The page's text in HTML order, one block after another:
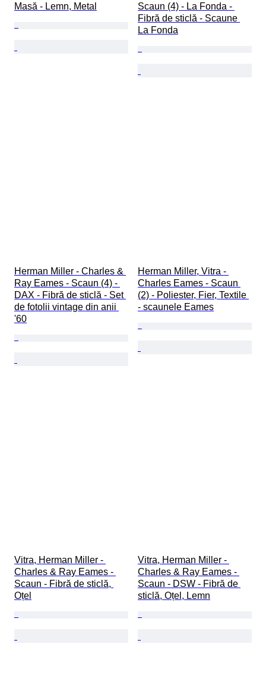
Masă - Lemn, Metal
Scaun (4) - La Fonda -
Fibră de sticlă - Scaune
La Fonda
Herman Miller - Charles &
Ray Eames - Scaun (4) -
DAX - Fibră de sticlă - Set
de fotolii vintage din anii
'60
Herman Miller, Vitra -
Charles Eames - Scaun
(2) - Poliester, Fier, Textile
- scaunele Eames
Vitra, Herman Miller -
Charles & Ray Eames -
Scaun - Fibră de sticlă,
Oțel
Vitra, Herman Miller -
Charles & Ray Eames -
Scaun - DSW - Fibră de
sticlă, Oțel, Lemn